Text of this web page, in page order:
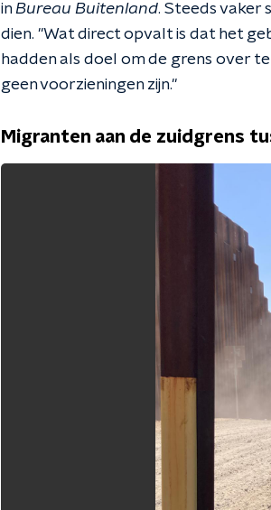
inBureau Buitenland. Steeds vaker
dien. "Wat direct opvalt is dat het
hadden als doel om de grens over
geen voorzieningen zijn."
Migranten aan de zuidgrens